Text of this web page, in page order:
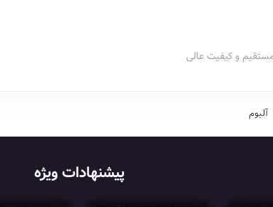
و کیفیت عالی
آلبوم
پیشنهادات ویژه